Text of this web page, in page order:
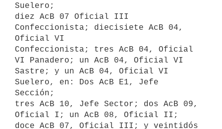
Suelero;
diez AcB 07 Oficial III
Confeccionista; diecisiete AcB 04,
Oficial VI
Confeccionista; tres AcB 04, Oficial
VI Panadero; un AcB 04, Oficial VI
Sastre; y un AcB 04, Oficial VI
Suelero, en: Dos AcB E1, Jefe
Sección;
tres AcB 10, Jefe Sector; dos AcB 09,
Oficial I; un AcB 08, Oficial II;
doce AcB 07, Oficial III; y veintidós